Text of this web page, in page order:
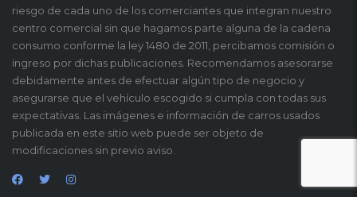
riesgo de cada uno de los comerciantes que integran nuestro
centro comercial sin que hagamos parte alguna de la cadena
consumo conforme la ley 1480 de 2011, percibamos comisión o
ingreso por dichas publicaciones. Recomendamos asesorarse
debidamente antes de efectuar algún tipo de negocio y
asegurarse que el vehículo escogido si cumpla con todas sus
expectativas. Las imágenes e información de carros usados
publicada en este sitio web puede ser objeto de
modificaciones sin previo aviso.